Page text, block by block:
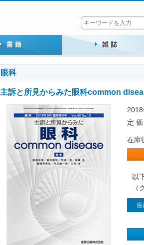
眼科
主訴と所見からみた眼科common
定 価
在庫
以
（
医